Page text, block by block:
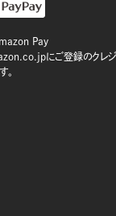
Pay
にご登録のクレジ
。